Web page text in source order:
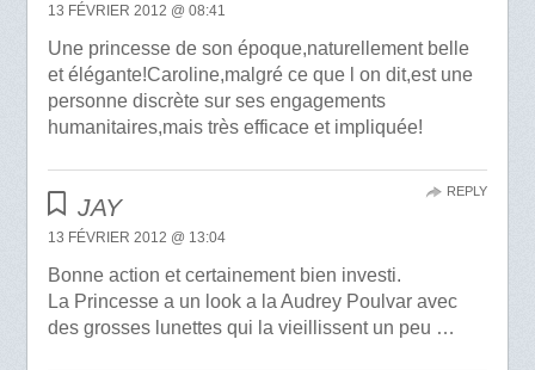
13 FÉVRIER 2012 @ 08:41
Une princesse de son époque,naturellement belle
et élégante!Caroline,malgré ce que l on dit,est une
personne discrète sur ses engagements
humanitaires,mais très efficace et impliquée!
JAY
13 FÉVRIER 2012 @ 13:04
Bonne action et certainement bien investi.
La Princesse a un look a la Audrey Poulvar avec
des grosses lunettes qui la vieillissent un peu …
REPLY